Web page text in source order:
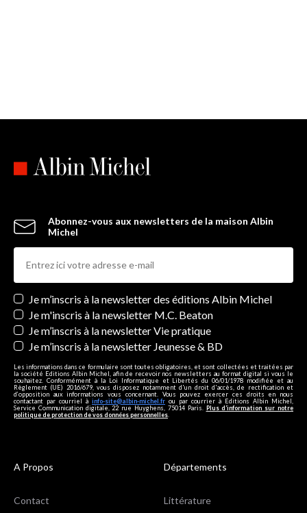
Abonnez-vous aux newsletters de la maison Albin
Michel
Newsletters
Je m’inscris à la newsletter des éditions Albin Michel
Je m'inscris à la newsletter M.C. Beaton
Je m’inscris à la newsletter Vie pratique
Je m’inscris à la newsletter Jeunesse & BD
Les informations dans ce formulaire sont toutes obligatoires, et sont collectées et traitées par
la société Editions Albin Michel, afin de recevoir nos newsletters au format digital si vous le
souhaitez. Conformément à la Loi Informatique et Libertés du 06/01/1978 modifiée et au
Règlement (UE) 2016/679, vous disposez notamment d'un droit d'accès, de rectification et
d’opposition aux informations vous concernant. Vous pouvez exercer ces droits en nous
contactant par courriel à info-site@albin-michel.fr ou par courrier à Editions Albin Michel,
Service Communication digitale, 22 rue Huyghens, 75014 Paris. Plus d’information sur notre
politique de protection de vos données personnelles
A Propos
Contact
Départements
Littérature